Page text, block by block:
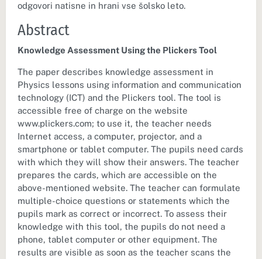
odgovori natisne in hrani vse šolsko leto.
Abstract
Knowledge Assessment Using the Plickers Tool
The paper describes knowledge assessment in
Physics lessons using information and communication
technology (ICT) and the Plickers tool. The tool is
accessible free of charge on the website
www.plickers.com; to use it, the teacher needs
Internet access, a computer, projector, and a
smartphone or tablet computer. The pupils need cards
with which they will show their answers. The teacher
prepares the cards, which are accessible on the
above-mentioned website. The teacher can formulate
multiple-choice questions or statements which the
pupils mark as correct or incorrect. To assess their
knowledge with this tool, the pupils do not need a
phone, tablet computer or other equipment. The
results are visible as soon as the teacher scans the